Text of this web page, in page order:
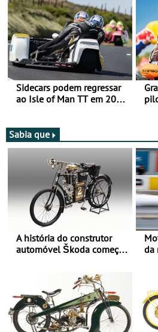
Categorias Adventure -
Vitória na Ultimate, Core e
Lite
Sidecars podem regressar
ao Isle of Man TT em 2027
Sabia que
A história do construtor
automóvel Škoda começou
da